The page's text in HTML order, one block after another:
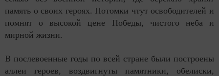
память о своих героях. Потомки чтут освободителей и
помнят о высокой цене Победы, чистого неба и
мирной жизни.
В послевоенные годы по всей стране были построены
аллеи героев, воздвигнуты памятники, обелиски,